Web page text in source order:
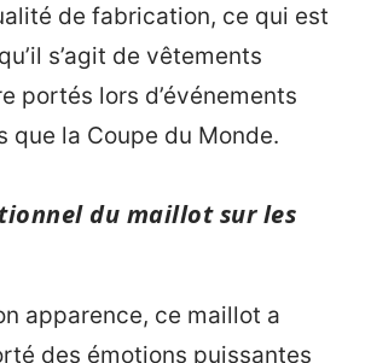
de fabrication, ce qui est
s’agit de vêtements
portés lors d’événements
que la Coupe du Monde.
du maillot sur les
apparence, ce maillot a
des émotions puissantes